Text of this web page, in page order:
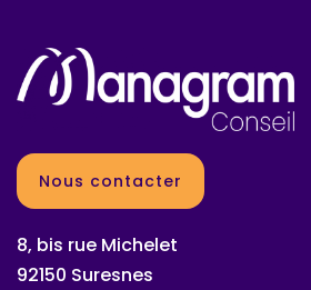
Nous contacter
8, bis rue Michelet
92150 Suresnes